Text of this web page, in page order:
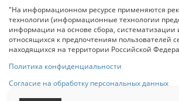
"На информационном ресурсе применяются
технологии (информационные технологии
информации на основе сбора, систематизации
относящихся к предпочтениям пользователей
находящихся на территории Российской
Политика конфиденциальности
Согласие на обработку персональных данных